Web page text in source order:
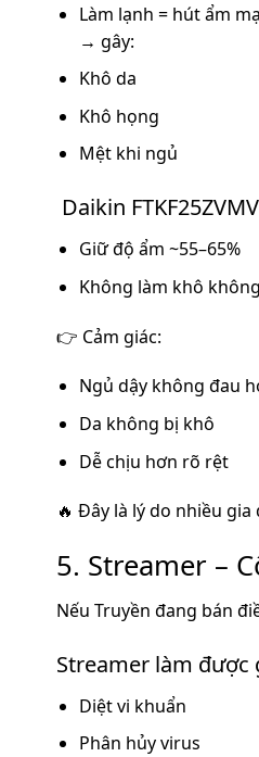
Làm lạnh = hút ẩm
→ gây:
Khô da
Khô họng
Mệt khi ngủ
Daikin
Giữ độ ẩm ~55–65%
Không làm khô
👉 Cảm giác:
Ngủ dậy không đau
Da không bị khô
Dễ chịu hơn rõ rệt
🔥 Đây là lý do nhiều
5. Streamer –
Nếu Truyền đang bán
Streamer làm được
Diệt vi khuẩn
Phân hủy virus